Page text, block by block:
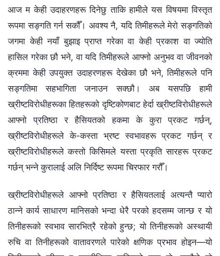
आज म केही उदाहरणहरू दिनेछु ताकि हामीले यस विषयमा विस्तृत
रूपमा सङ्गति गर्न सकौँ। अवश्य नै, यदि तिमीहरूले मेरो सङ्गतिको
जगमा केही नयाँ बुझाइ प्राप्त गरेका वा केही प्रकाश वा ज्योति
हासिल गरेका छौ भने, वा यदि तिमीहरूले आफ्नो अनुभव वा जीवनको
क्रममा केही उपयुक्त उदाहरणहरू देखेका छौ भने, तिमीहरूले पनि
सङ्गतिमा सहभागिता जनाउन सक्छौ। अब यसपछि हामी
ख्रीष्टविरोधीहरूका हितहरूको दृष्टिकोणबाट हेर्दा ख्रीष्टविरोधीहरूले
आफ्नो प्रतिष्ठा र हैसियतको हकमा के कुरा प्रकट गर्छन्,
ख्रीष्टविरोधीहरूले के-कस्ता भ्रष्ट स्वभावहरू प्रकट गर्छन् र
ख्रीष्टविरोधीहरूले कस्तो किसिमले यस्ता प्रकृति सारहरू प्रकट
गर्छन् भन्‍ने कुरालाई अलि निर्दिष्ट रूपमा चिरफार गरौँ।
ख्रीष्टविरोधीहरूले आफ्नो प्रतिष्ठा र हैसियतलाई अत्यन्तै प्यारो
ठान्ने कार्य साधारण मानिसको भन्दा धेरै परको हदसम्म जान्छ र यो
तिनीहरूको स्वभाव सारभित्रै रहेको हुन्छ; यो तिनीहरूको अस्थायी
रुचि वा तिनीहरूको वातावरणले पारेको क्षणिक प्रभाव होइन—यो